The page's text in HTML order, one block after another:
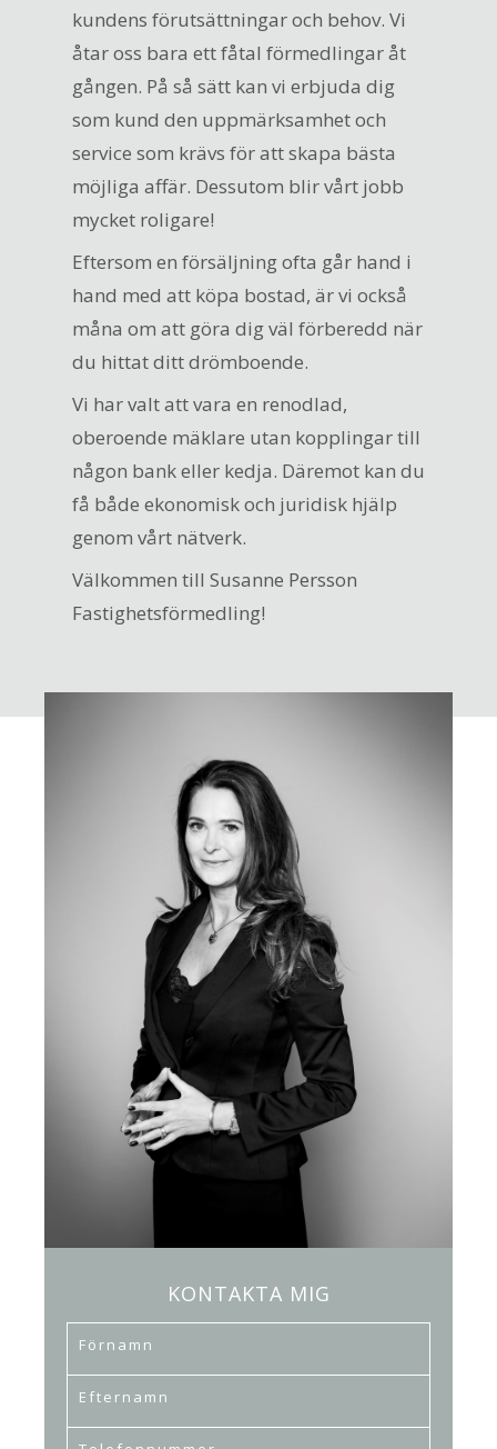
kundens förutsättningar och behov. Vi
åtar oss bara ett fåtal förmedlingar åt
gången. På så sätt kan vi erbjuda dig
som kund den uppmärksamhet och
service som krävs för att skapa bästa
möjliga affär. Dessutom blir vårt jobb
mycket roligare!
Eftersom en försäljning ofta går hand i
hand med att köpa bostad, är vi också
måna om att göra dig väl förberedd när
du hittat ditt drömboende.
Vi har valt att vara en renodlad,
oberoende mäklare utan kopplingar till
någon bank eller kedja. Däremot kan du
få både ekonomisk och juridisk hjälp
genom vårt nätverk.
Välkommen till Susanne Persson
Fastighetsförmedling!
KONTAKTA MIG